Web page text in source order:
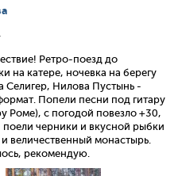
Ретро-поезд до
на катере, ночевка на берегу
Селигер, Нилова Пустынь -
Попели песни под гитару
Роме), с погодой повезло +30,
поели черники и вкусной рыбки
величественный монастырь.
рекомендую.